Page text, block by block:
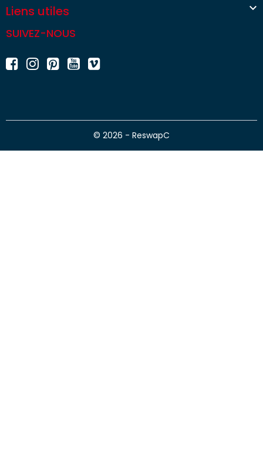
Liens utiles 
SUIVEZ-NOUS
© 2026 - ReswapC